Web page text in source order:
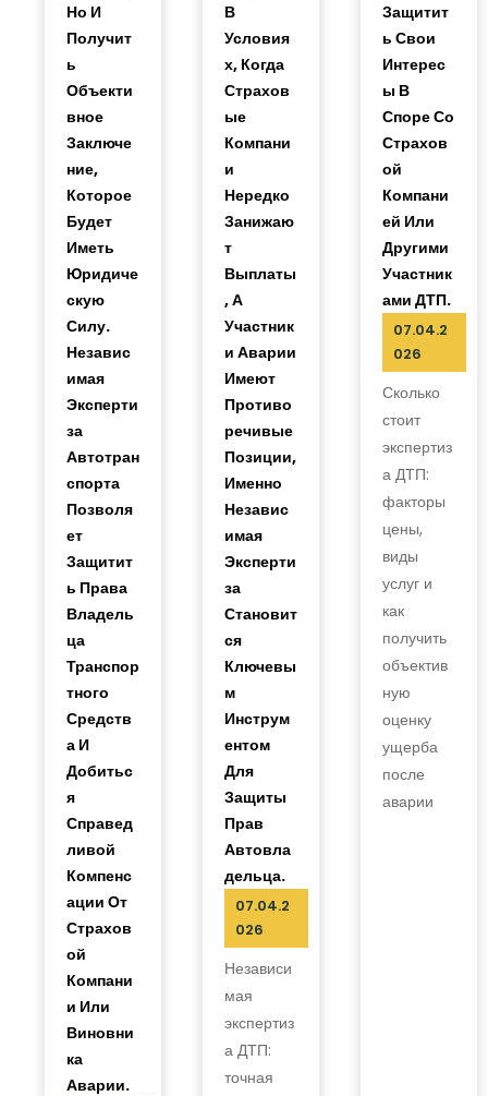
Но И
Получит
Ь
Объекти
Вное
Заключе
Ние,
Которое
Будет
Иметь
Юридиче
Скую
Силу.
Независ
Имая
Эксперти
За
Автотран
Спорта
Позволя
Ет
Защитит
Ь Права
Владель
Ца
Транспор
Тного
Средств
А И
Добитьс
Я
Справед
Ливой
Компенс
Ации От
Страхов
Ой
Компани
И Или
Виновни
Ка
Аварии.
В
Условия
Х, Когда
Страхов
Ые
Компани
И
Нередко
Занижаю
Т
Выплаты
, А
Участник
И Аварии
Имеют
Противо
Речивые
Позиции,
Именно
Независ
Имая
Эксперти
За
Становит
Ся
Ключевы
М
Инструм
Ентом
Для
Защиты
Прав
Автовла
Дельца.
07.04.2
026
Независи
мая
экспертиз
а ДТП:
точная
Защитит
Ь Свои
Интерес
Ы В
Споре Со
Страхов
Ой
Компани
Ей Или
Другими
Участник
Ами ДТП.
07.04.2
026
Сколько
стоит
экспертиз
а ДТП:
факторы
цены,
виды
услуг и
как
получить
объектив
ную
оценку
ущерба
после
аварии